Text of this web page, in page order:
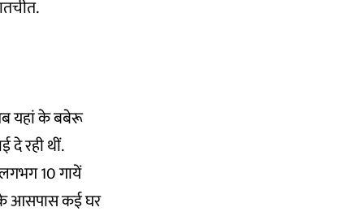
यहां के बबेरू
दे रही थीं.
10 गायें
के आसपास कई घर